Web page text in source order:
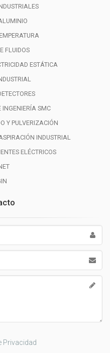
FLUIDOS
ESTÁTICA
INGENIERÍA SMC
Y PULVERIZACIÓN
INDUSTRIAL
ELÉCTRICOS
Privacidad